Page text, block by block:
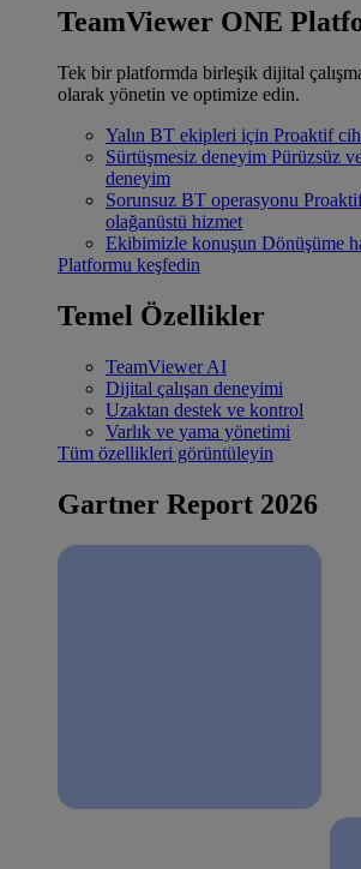
TeamViewer ONE
Tek bir platformda birleşik dijital
olarak yönetin ve optimize edin.
Yalın BT ekipleri için Proaktif
Sürtüşmesiz deneyim Pürüzsüz
deneyim
Sorunsuz BT operasyonu
olağanüstü hizmet
Ekibimizle konuşun Dönüşüme
Platformu keşfedin
Temel Özellikler
TeamViewer AI
Dijital çalışan deneyimi
Uzaktan destek ve kontrol
Varlık ve yama yönetimi
Tüm özellikleri görüntüleyin
Gartner Report 2026